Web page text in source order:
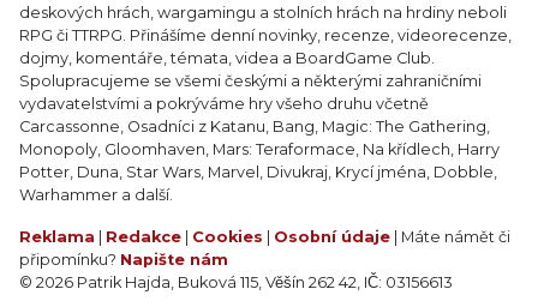
deskových hrách, wargamingu a stolních hrách na hrdiny neboli
RPG či TTRPG. Přinášíme denní novinky, recenze, videorecenze,
dojmy, komentáře, témata, videa a BoardGame Club.
Spolupracujeme se všemi českými a některými zahraničními
vydavatelstvími a pokrýváme hry všeho druhu včetně
Carcassonne, Osadníci z Katanu, Bang, Magic: The Gathering,
Monopoly, Gloomhaven, Mars: Teraformace, Na křídlech, Harry
Potter, Duna, Star Wars, Marvel, Divukraj, Krycí jména, Dobble,
Warhammer a další.
Reklama Redakce Cookies Osobní údaje | Máte námět či
připomínku? Napište nám
© 2026 Patrik Hajda, Buková 115, Věšín 262 42, IČ: 03156613